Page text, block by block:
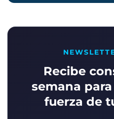
Recibe
semana
fuerza de